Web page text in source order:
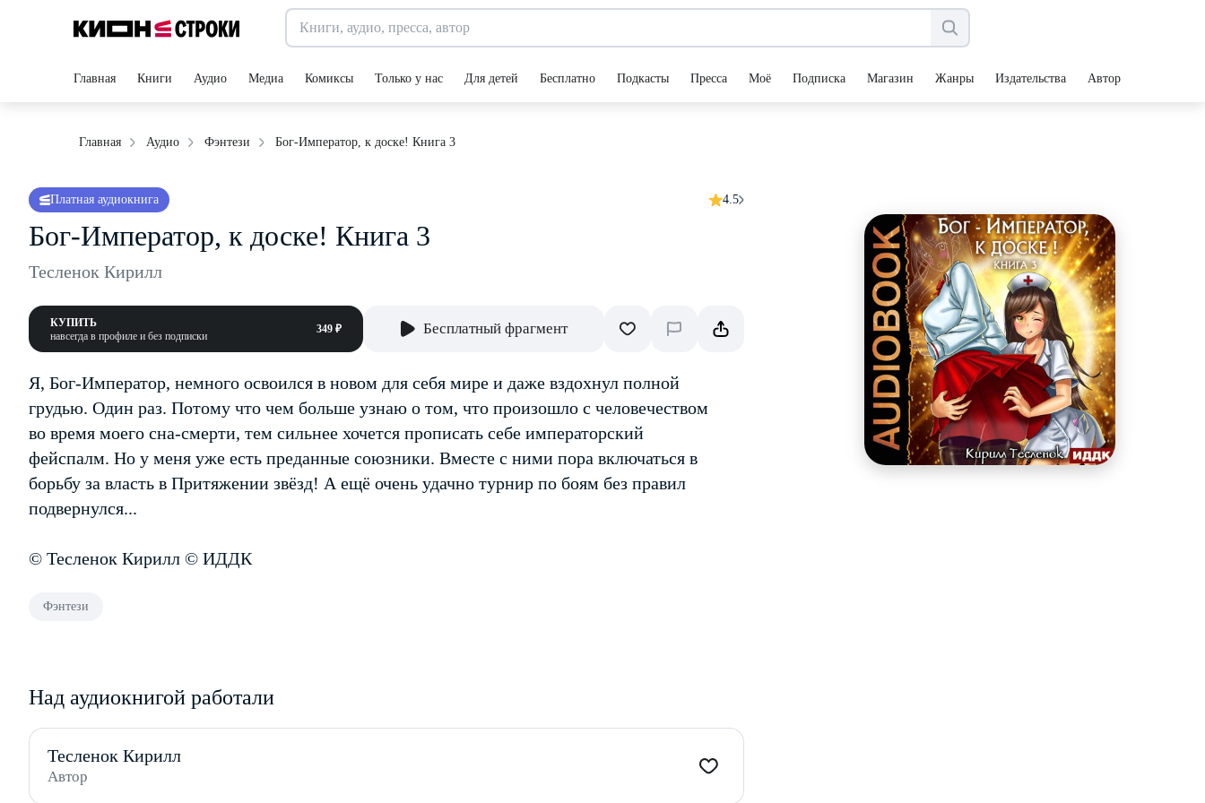
Главная Книги Аудио Медиа Комиксы Только у нас Для детей Бесплатно Подкасты Пресса Моё Подписка Магазин Жанры Издательства Авторы
Главная Аудио Фэнтези Бог-Император, к доске! Книга 3
Платная аудиокнига 4.5
Бог-Император, к доске! Книга 3
Тесленок Кирилл
КУПИТЬ
навсегда в профиле и без подписки
349 ₽ Бесплатный фрагмент
Я, Бог-Император, немного освоился в новом для себя мире и даже вздохнул полной
грудью. Один раз. Потому что чем больше узнаю о том, что произошло с человечеством
во время моего сна-смерти, тем сильнее хочется прописать себе императорский
фейспалм. Но у меня уже есть преданные союзники. Вместе с ними пора включаться в
борьбу за власть в Притяжении звёзд! А ещё очень удачно турнир по боям без правил
подвернулся...
© Тесленок Кирилл © ИДДК
Фэнтези
Над аудиокнигой работали
Тесленок Кирилл
Автор